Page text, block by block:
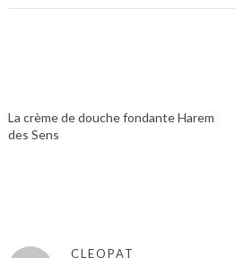
La crème de douche fondante Harem
des Sens
CLEOPAT